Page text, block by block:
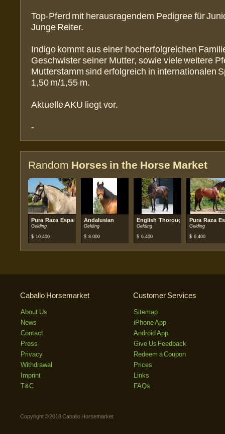
Top-Pferd mit herausragendem Pedigree für
Junge Reiter.
Indigo kommt aus einer hocherfolgreichen
Geschwister seiner Mutter, sowie viele weitere
Mutterstamm sind erfolgreich in internationalen
1,50 m/1,55 m.
Aktuelle AKU liegt vor.
-
Random Horses in the Horse Market
Pura Raza Española (PRE)
Gelding
$ 10.400
Andalusian
Gelding
$ 8.000
English Thorougbred
Gelding
$ 6.400
Pura Raza
Gelding
$ 6.400
Caballo Horsemarket
About Us
News
Contact
Press
Privacy
Withdrawal
Imprint
T&C
Customer Services
Sitemap
iPhone App
Android App
Give Us Feedback
Redeem a Coupon
Prices
Links
FAQs
Copyright © 2018 Caballo Horsemarket